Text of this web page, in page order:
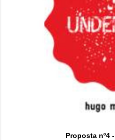
Proposta nº4 -